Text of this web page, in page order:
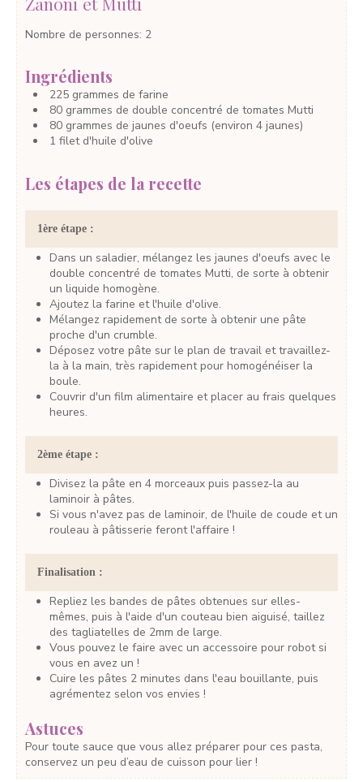
Nombre de personnes: 2
Ingrédients
225 grammes de farine
80 grammes de double concentré de tomates Mutti
80 grammes de jaunes d'oeufs (environ 4 jaunes)
1 filet d'huile d'olive
Les étapes de la recette
1ère étape :
Dans un saladier, mélangez les jaunes d'oeufs avec le
double concentré de tomates Mutti, de sorte à obtenir
un liquide homogène.
Ajoutez la farine et l'huile d'olive.
Mélangez rapidement de sorte à obtenir une pâte
proche d'un crumble.
Déposez votre pâte sur le plan de travail et travaillez-
la à la main, très rapidement pour homogénéiser la
boule.
Couvrir d'un film alimentaire et placer au frais quelques
heures.
2ème étape :
Divisez la pâte en 4 morceaux puis passez-la au
laminoir à pâtes.
Si vous n'avez pas de laminoir, de l'huile de coude et un
rouleau à pâtisserie feront l'affaire !
Finalisation :
Repliez les bandes de pâtes obtenues sur elles-
mêmes, puis à l'aide d'un couteau bien aiguisé, taillez
des tagliatelles de 2mm de large.
Vous pouvez le faire avec un accessoire pour robot si
vous en avez un !
Cuire les pâtes 2 minutes dans l'eau bouillante, puis
agrémentez selon vos envies !
Astuces
Pour toute sauce que vous allez préparer pour ces pasta,
conservez un peu d’eau de cuisson pour lier !